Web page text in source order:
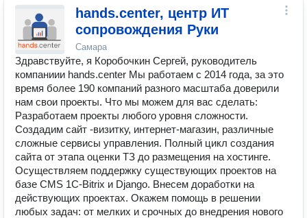
hands.center, центр ИТ
сопровождения Руки
Самара
Здравствуйте, я Коробочкин Сергей, руководитель
компаниии hands.center Мы работаем с 2014 года, за это
время более 190 компаний разного масштаба доверили
нам свои проекты. Что мы можем для вас сделать:
Разработаем проекты любого уровня сложности.
Создадим сайт -визитку, интернет-магазин, различные
сложные сервисы управления. Полный цикл создания
сайта от этапа оценки ТЗ до размещения на хостинге.
Осуществляем поддержку существующих проектов на
базе CMS 1C-Bitrix и Django. Внесем доработки на
действующих проектах. Окажем помощь в решении
любых задач: от мелких и срочных до внедрения нового